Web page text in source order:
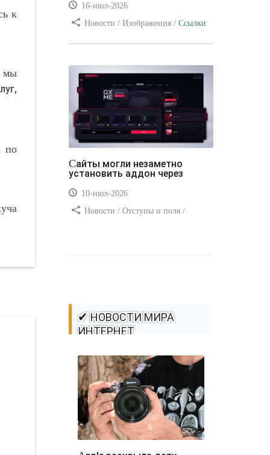
к
мы
по
16-июл-2026
Новости / Изображения / Ссылки
Сайты могли незаметно
установить аддон через
10-июл-2026
Новости / Отступы и поля /
✔ НОВОСТИ МИРА
ИНТЕРНЕТ